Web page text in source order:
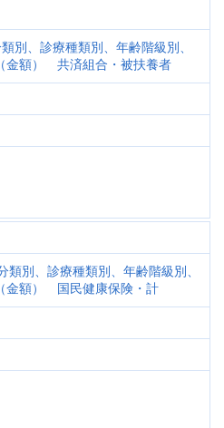
、診療種類別、年齢階級別、
金額） 共済組合・被扶養者
別、診療種類別、年齢階級別、
金額） 国民健康保険・計